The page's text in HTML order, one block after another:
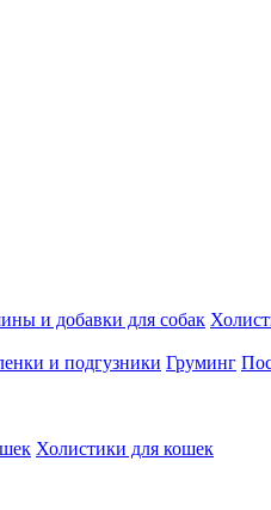
и добавки для собак
и подгузники Груминг
Холистики для кошек